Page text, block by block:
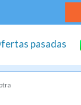
pasadas